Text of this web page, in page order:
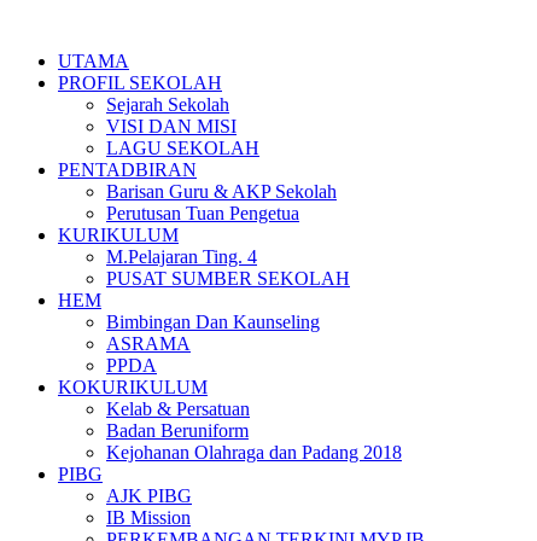
contentUTAMA
PROFIL SEKOLAH
Sejarah Sekolah
VISI DAN MISI
LAGU SEKOLAH
PENTADBIRAN
Barisan Guru & AKP Sekolah
Perutusan Tuan Pengetua
KURIKULUM
M.Pelajaran Ting. 4
PUSAT SUMBER SEKOLAH
HEM
Bimbingan Dan Kaunseling
ASRAMA
PPDA
KOKURIKULUM
Kelab & Persatuan
Badan Beruniform
Kejohanan Olahraga dan Padang 2018
PIBG
AJK PIBG
IB Mission